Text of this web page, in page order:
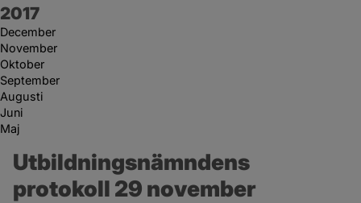
År:
2017
December
November
Oktober
September
Augusti
Juni
Maj
Utbildningsnämndens
protokoll 29 november